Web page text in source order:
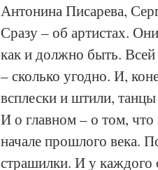
Антонина Писарева,
Сразу – об артистах.
как и должно быть.
– сколько угодно. И,
всплески и штили,
И о главном – о том, что
начале прошлого века.
страшилки. И у